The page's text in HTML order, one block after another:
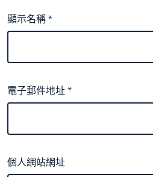
顯示名稱*
電子郵件地址*
個人網站網址